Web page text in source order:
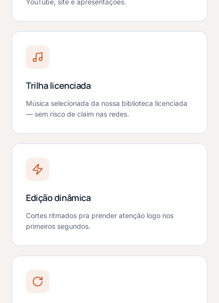
Trilha licenciada
Música selecionada da nossa biblioteca licenciada
— sem risco de claim nas redes.
Edição dinâmica
Cortes ritmados pra prender atenção logo nos
primeiros segundos.